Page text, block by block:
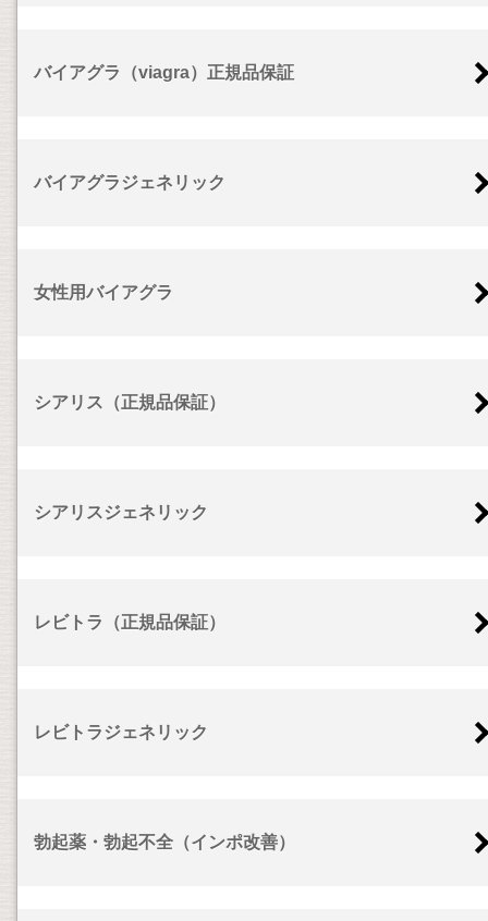
バイアグラ（viagra）正規品保証
バイアグラジェネリック
女性用バイアグラ
シアリス（正規品保証）
シアリスジェネリック
レビトラ（正規品保証）
レビトラジェネリック
勃起薬・勃起不全（インポ改善）